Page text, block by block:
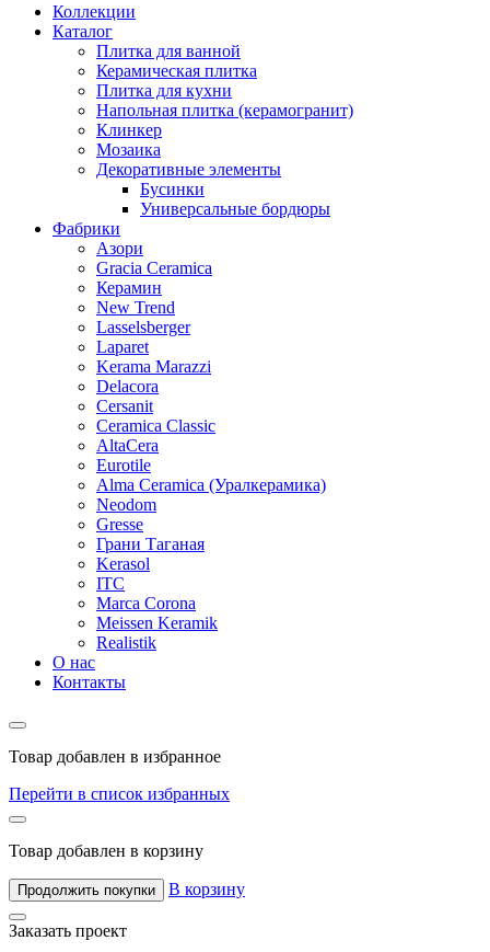
Коллекции
Каталог
Плитка для ванной
Керамическая плитка
Плитка для кухни
Напольная плитка (керамогранит)
Клинкер
Мозаика
Декоративные элементы
Бусинки
Универсальные бордюры
Фабрики
Азори
Gracia Ceramica
Керамин
New Trend
Lasselsberger
Laparet
Kerama Marazzi
Delacora
Cersanit
Ceramica Classic
AltaCera
Eurotile
Alma Ceramica (Уралкерамика)
Neodom
Gresse
Грани Таганая
Kerasol
ITC
Marca Corona
Meissen Keramik
Realistik
О нас
Контакты
Товар добавлен в избранное
Перейти в список избранных
Товар добавлен в корзину
Продолжить покупки В корзину
Заказать проект